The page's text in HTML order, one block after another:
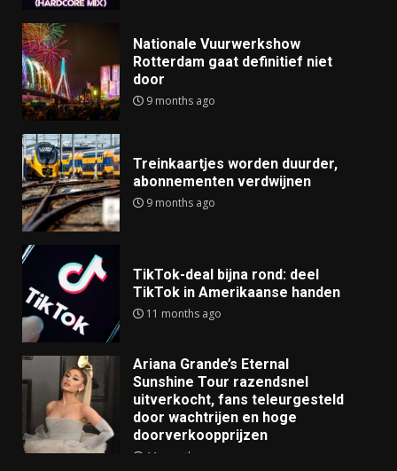
Nationale Vuurwerkshow
Rotterdam gaat definitief niet
door
9 months ago
Treinkaartjes worden duurder,
abonnementen verdwijnen
9 months ago
TikTok-deal bijna rond: deel
TikTok in Amerikaanse handen
11 months ago
Ariana Grande’s Eternal
Sunshine Tour razendsnel
uitverkocht, fans teleurgesteld
door wachtrijen en hoge
doorverkoopprijzen
11 months ago